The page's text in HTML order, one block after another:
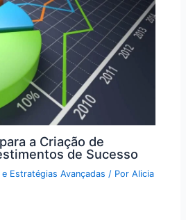
a Criação de
de Sucesso
e Estratégias Avançadas / PorAlicia